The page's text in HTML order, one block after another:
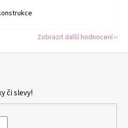
Zobrazit další hodnocení
či slevy!